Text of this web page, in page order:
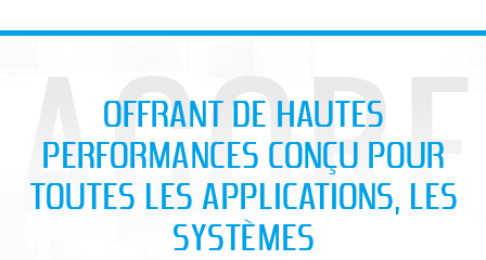
OFFRANT DE HAUTES
PERFORMANCES CONÇU POUR
TOUTES LES APPLICATIONS, LES
SYSTÈMES